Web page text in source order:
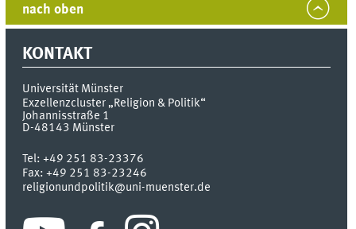
nach oben
KONTAKT
Universität Münster
Exzellenzcluster „Religion & Politik“
Johannisstraße 1
D-48143 Münster
Tel:+49 251 83-23376
Fax:+49 251 83-23246
religionundpolitik@uni-muenster.de